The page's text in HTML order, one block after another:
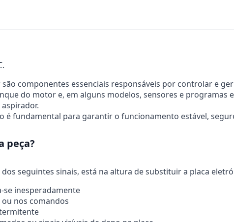
componentes essenciais responsáveis por controlar e
do motor e, em alguns modelos, sensores e programas
é fundamental para garantir o funcionamento estável,
peça?
seguintes sinais, está na altura de substituir a placa
se inesperadamente
nos comandos